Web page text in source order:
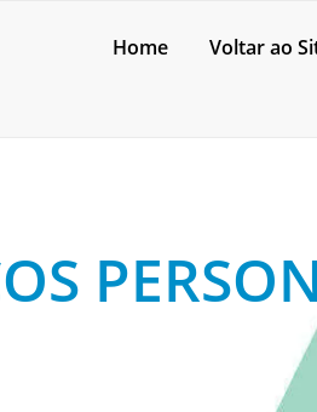
Home Voltar ao